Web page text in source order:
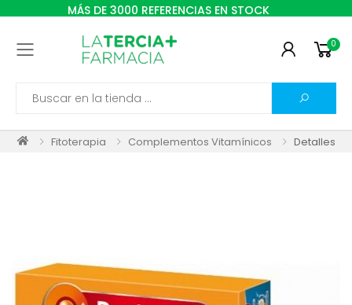
MÁS DE 3000 REFERENCIAS EN STOCK
Toggle mobile menu 0
Search
Fitoterapia Complementos Vitamínicos Detalles